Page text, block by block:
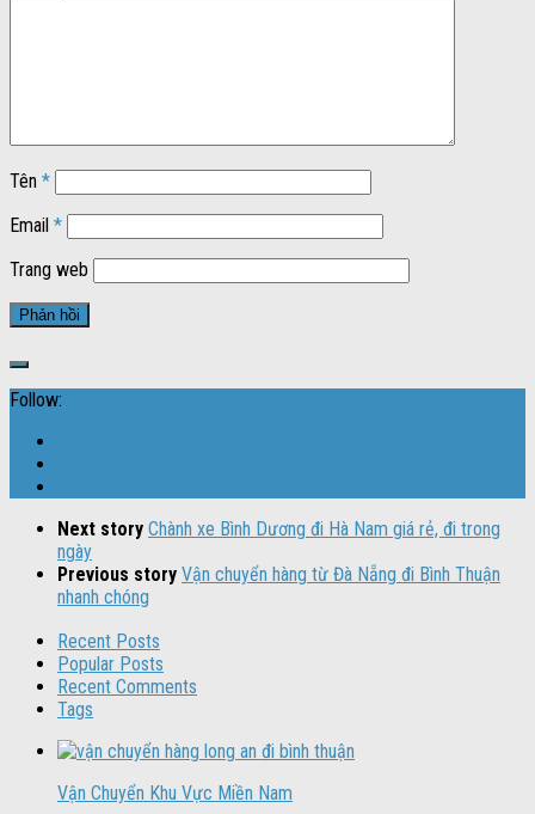
Tên *
Email *
Trang web
Follow:
Next story Chành xe Bình Dương đi Hà Nam giá rẻ, đi trong
ngày
Previous story Vận chuyển hàng từ Đà Nẵng đi Bình Thuận
nhanh chóng
Recent Posts
Popular Posts
Recent Comments
Tags
Vận Chuyển Khu Vực Miền Nam